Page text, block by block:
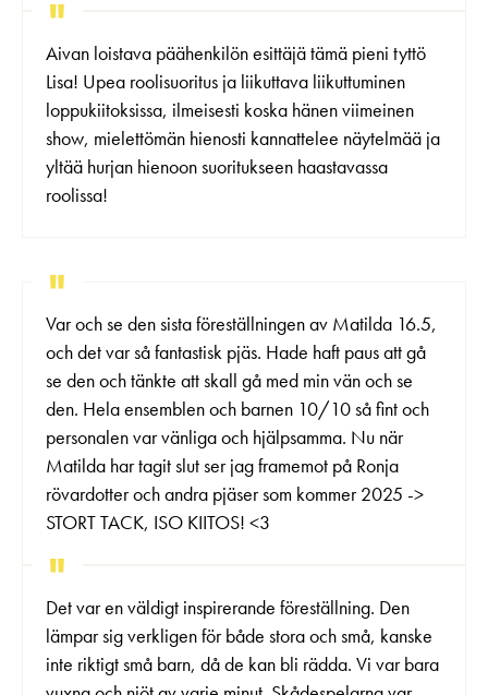
Aivan loistava päähenkilön esittäjä tämä pieni tyttö
Lisa! Upea roolisuoritus ja liikuttava liikuttuminen
loppukiitoksissa, ilmeisesti koska hänen viimeinen
show, mielettömän hienosti kannattelee näytelmää ja
yltää hurjan hienoon suoritukseen haastavassa
roolissa!
Var och se den sista föreställningen av Matilda 16.5,
och det var så fantastisk pjäs. Hade haft paus att gå
se den och tänkte att skall gå med min vän och se
den. Hela ensemblen och barnen 10/10 så fint och
personalen var vänliga och hjälpsamma. Nu när
Matilda har tagit slut ser jag framemot på Ronja
rövardotter och andra pjäser som kommer 2025 ->
STORT TACK, ISO KIITOS! <3
Det var en väldigt inspirerande föreställning. Den
lämpar sig verkligen för både stora och små, kanske
inte riktigt små barn, då de kan bli rädda. Vi var bara